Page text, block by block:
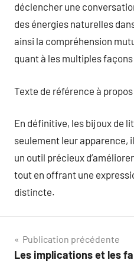
déclencher une
des énergies naturelles
ainsi la compréhension
quant à les multiples
Texte de référence à propos
En définitive, les bijoux de
seulement leur apparence,
un outil précieux
tout en offrant une
distincte.
Navigation
Publication précédente
Les implications et les